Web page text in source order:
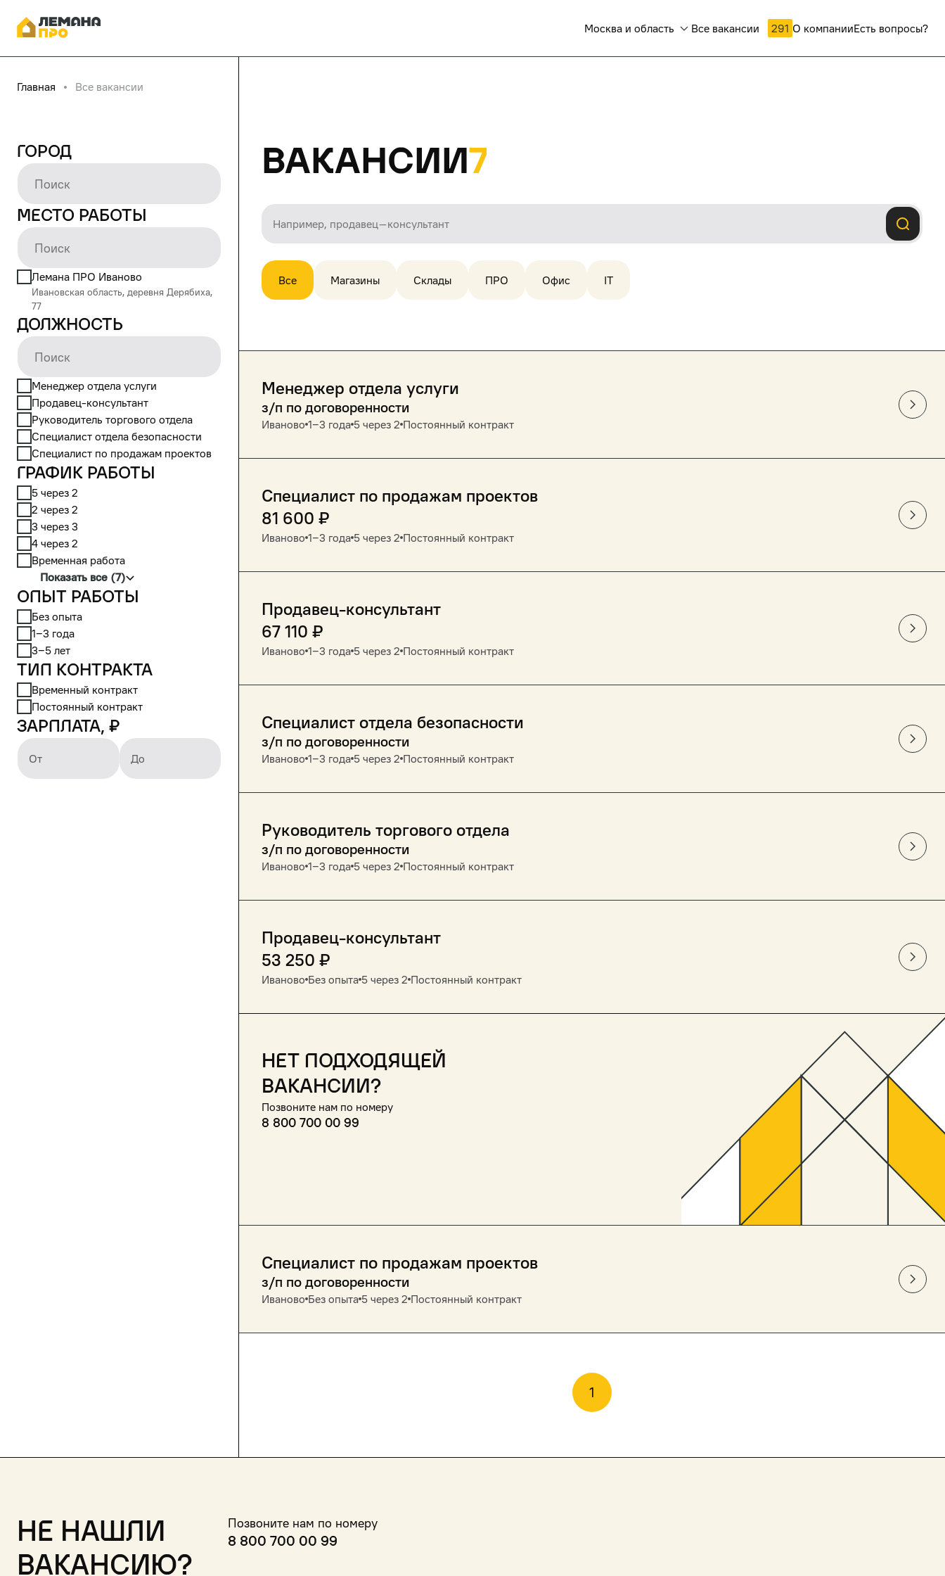
Москва и область Все вакансии 291 О компанииЕсть вопросы?
Главная Все вакансии
Город
Место работы
Лемана ПРО Иваново
Ивановская область, деревня Дерябиха,
77
Должность
Менеджер отдела услуги
Продавец-консультант
Руководитель торгового отдела
Специалист отдела безопасности
Специалист по продажам проектов
График работы
5 через 2
2 через 2
3 через 3
4 через 2
Временная работа
Показать все (7)
Опыт работы
Без опыта
1‒3 года
3‒5 лет
Тип контракта
Временный контракт
Постоянный контракт
Зарплата, ₽
От До
Вакансии7
Все Магазины Склады ПРО Офис IT
Менеджер отдела услуги
з/п по договоренности
Иваново 1‒3 года 5 через 2 Постоянный контракт
Специалист по продажам проектов
81 600 ₽
Иваново 1‒3 года 5 через 2 Постоянный контракт
Продавец-консультант
67 110 ₽
Иваново 1‒3 года 5 через 2 Постоянный контракт
Специалист отдела безопасности
з/п по договоренности
Иваново 1‒3 года 5 через 2 Постоянный контракт
Руководитель торгового отдела
з/п по договоренности
Иваново 1‒3 года 5 через 2 Постоянный контракт
Продавец-консультант
53 250 ₽
Иваново Без опыта 5 через 2 Постоянный контракт
Нет подходящей
вакансии?
Позвоните нам по номеру
8 800 700 00 99
Специалист по продажам проектов
з/п по договоренности
Иваново Без опыта 5 через 2 Постоянный контракт
1
Не нашли
вакансию?
Позвоните нам по номеру
8 800 700 00 99